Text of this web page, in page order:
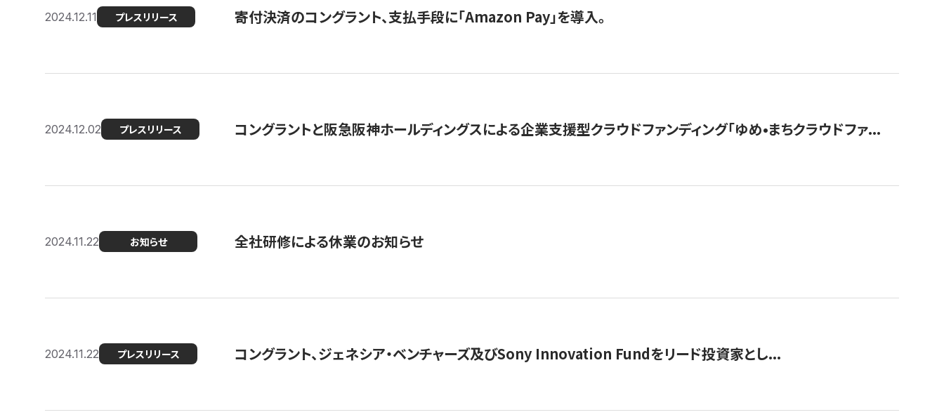
2024.12.11 プレスリリース 寄付決済のコングラント、支払手段に「Amazon Pay」を導入。
2024.12.02 プレスリリース コングラントと阪急阪神ホールディングスによる企業支援型クラウドファンディング「ゆめ•まちクラウドファ...
2024.11.22 お知らせ 全社研修による休業のお知らせ
2024.11.22 プレスリリース コングラント、ジェネシア・ベンチャーズ及びSony Innovation Fundをリード投資家とし...